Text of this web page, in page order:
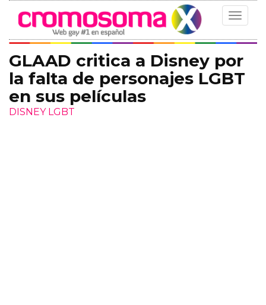
Toggle
GLAAD critica a Disney por
la falta de personajes LGBT
en sus películas
DISNEY LGBT